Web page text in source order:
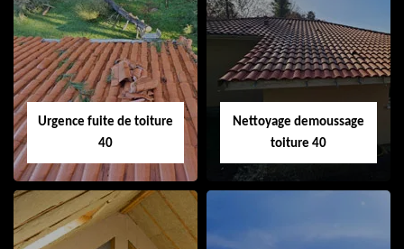
Couvreur 40
Ramonage de
cheminée 40
Urgence fuite de toiture
40
Nettoyage demoussage
toiture 40